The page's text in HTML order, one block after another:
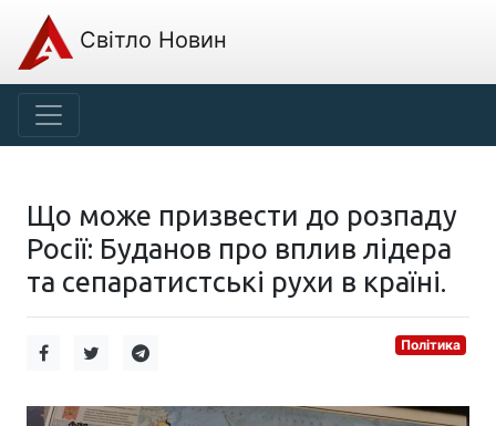
Світло Новин
Що може призвести до розпаду
Росії: Буданов про вплив лідера
та сепаратистські рухи в країні.
Політика